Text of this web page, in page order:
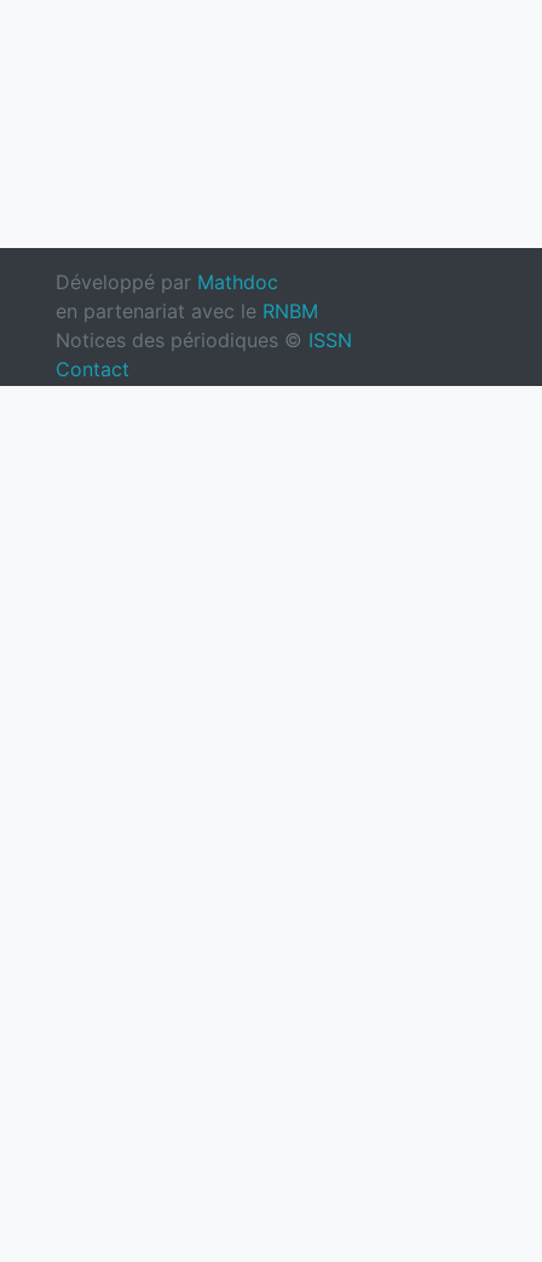
Développé par Mathdoc
en partenariat avec le RNBM
Notices des périodiques © ISSN
Contact